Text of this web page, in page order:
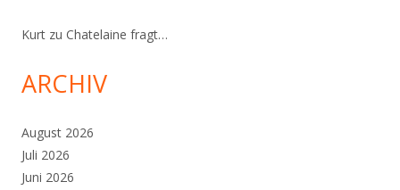
Kurt zu Chatelaine fragt…
ARCHIV
August 2026
Juli 2026
Juni 2026